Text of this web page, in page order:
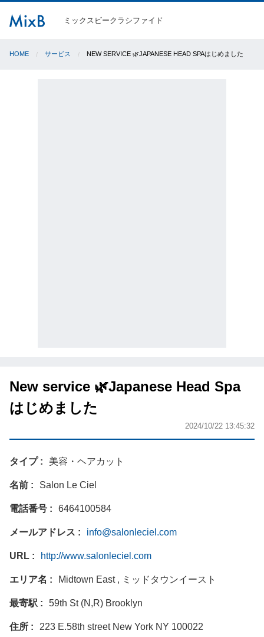
ミックスビークラシファイド
HOME サービス NEW SERVICE 🌿JAPANESE HEAD SPAはじめました
New service 🌿Japanese Head Spa
はじめました
2024/10/22 13:45:32
タイプ 美容・ヘアカット
名前 Salon Le Ciel
電話番号 6464100584
メールアドレス info@salonleciel.com
URL http://www.salonleciel.com
エリア名 Midtown East , ミッドタウンイースト
最寄駅 59th St (N,R) Brooklyn
住所 223 E.58th street New York NY 100022